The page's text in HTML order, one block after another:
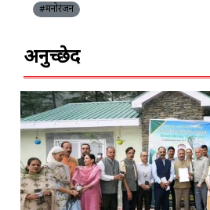
#मनोरंजन
अनुच्छेद